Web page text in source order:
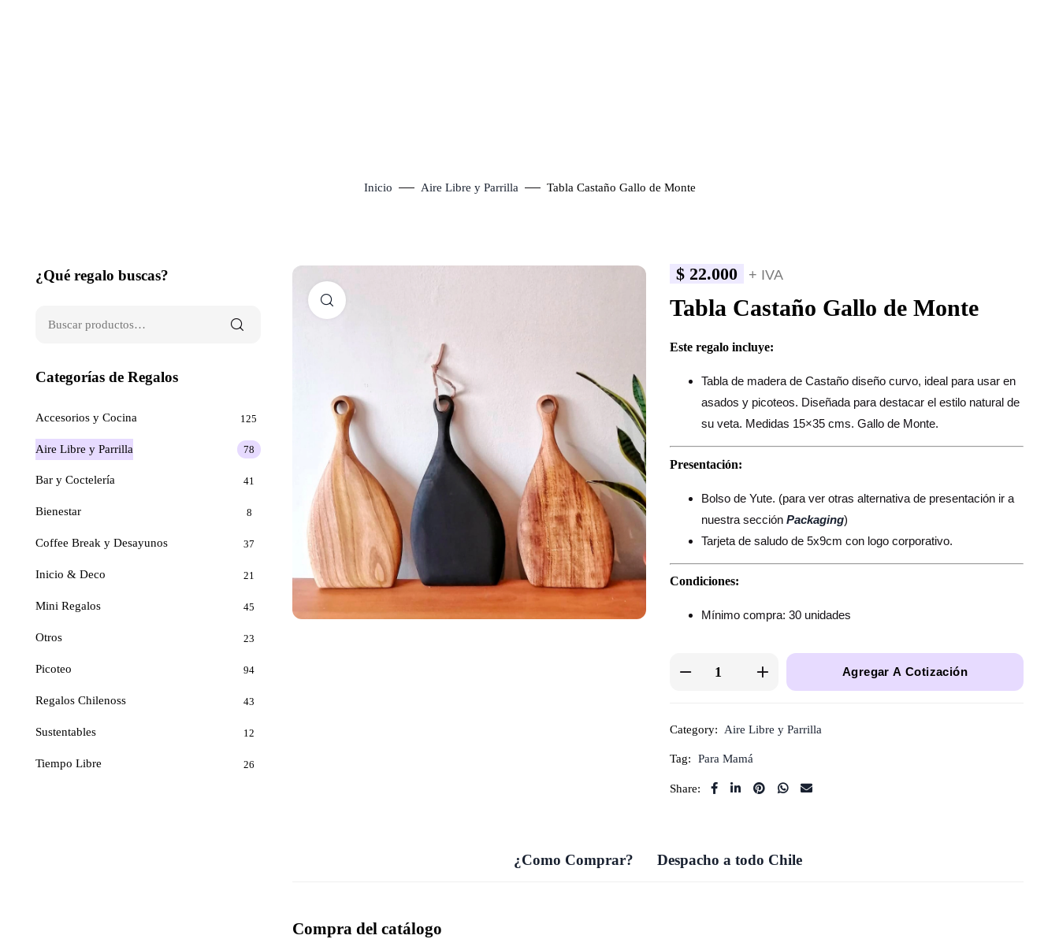
Inicio Aire Libre y Parrilla Tabla Castaño Gallo de Monte
$ 22.000 + IVA
Tabla Castaño Gallo de Monte
Este regalo incluye:
Tabla de madera de Castaño diseño curvo, ideal para usar en
asados y picoteos. Diseñada para destacar el estilo natural de
su veta. Medidas 15×35 cms. Gallo de Monte.
Presentación:
Bolso de Yute. (para ver otras alternativa de presentación ir a
nuestra sección Packaging)
Tarjeta de saludo de 5x9cm con logo corporativo.
Condiciones:
Mínimo compra: 30 unidades
Agregar A Cotización
Category: Aire Libre y Parrilla
Tag: Para Mamá
Share:
¿Como Comprar? Despacho a todo Chile
Compra del catálogo
¿Qué regalo buscas?
Categorías de Regalos
Accesorios y Cocina 125
Aire Libre y Parrilla 78
Bar y Coctelería 41
Bienestar 8
Coffee Break y Desayunos 37
Inicio & Deco 21
Mini Regalos 45
Otros 23
Picoteo 94
Regalos Chilenoss 43
Sustentables 12
Tiempo Libre 26